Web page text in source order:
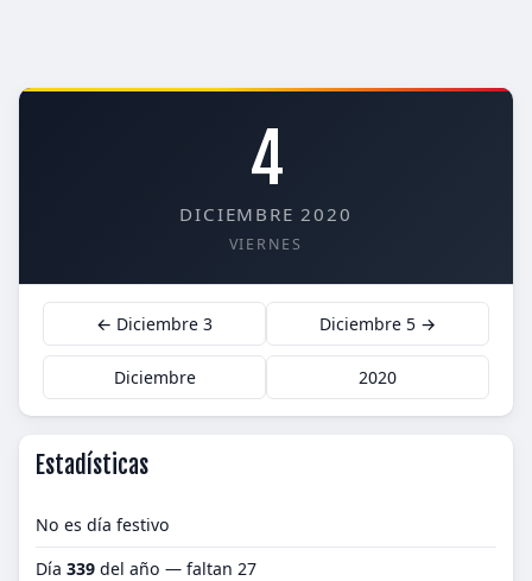
4
DICIEMBRE 2020
VIERNES
← Diciembre 3 Diciembre 5 →
Diciembre 2020
Estadísticas
No es día festivo
Día 339 del año — faltan 27